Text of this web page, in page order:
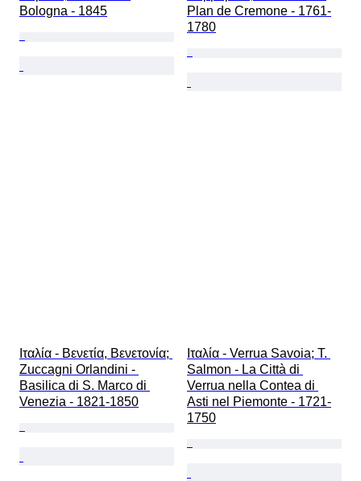
Bologna - 1845
Plan de Cremone - 1761-
1780
Ιταλία - Βενετία, Βενετονία;
Zuccagni Orlandini -
Basilica di S. Marco di
Venezia - 1821-1850
Ιταλία - Verrua Savoia; T.
Salmon - La Città di
Verrua nella Contea di
Asti nel Piemonte - 1721-
1750